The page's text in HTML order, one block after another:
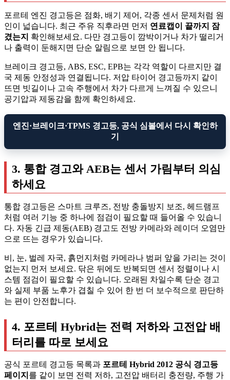
포르테 엔진 경고등은 점화, 배기 제어, 각종 센서 문제처럼 원
인이 넓습니다. 최근 주유 직후라면 먼저 연료캡이 끝까지 잠
겼는지 확인해보세요. 다만 경고등이 깜박이거나 차가 떨리거
나 출력이 둔해지면 단순 알림으로 보면 안 됩니다.
브레이크 경고등, ABS, ESC, EPB는 각각 역할이 다르지만 결
국 제동 안정성과 연결됩니다. 저압 타이어 경고등까지 같이
뜨면 빗길이나 고속 주행에서 차가 다르게 느껴질 수 있으니
공기압과 제동감을 함께 확인하세요.
엔진·브레이크·TPMS 경고등, 공식 심볼에서 다시 확인하
기
3. 통합 경고와 AEB는 센서 가림부터 의심
하세요
통합 경고등은 스마트 크루즈, 전방 충돌방지 보조, 헤드램프
처럼 여러 기능 중 하나에 점검이 필요할 때 들어올 수 있습니
다. 자동 긴급 제동(AEB) 경고도 전방 카메라와 레이더 오염만
으로 뜨는 경우가 있습니다.
비, 눈, 벌레 자국, 흙먼지처럼 카메라나 범퍼 앞을 가리는 것이
없는지 먼저 보세요. 닦은 뒤에도 반복되면 센서 정렬이나 시
스템 점검이 필요할 수 있습니다. 오래된 차일수록 단순 경고
와 실제 부품 노후가 겹칠 수 있어 한 번 더 보수적으로 판단하
는 편이 안전합니다.
4. 포르테 Hybrid는 전력 저하와 고전압 배
터리를 따로 보세요
공식 포르테 경고등 목록과 포르테 Hybrid 2012 공식 경고등
페이지 를 같이 보면 전력 저하, 고전압 배터리 충전량, 주행 가